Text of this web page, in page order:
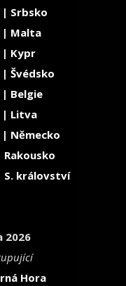
| Srbsko
| Malta
| Kypr
| Švédsko
| Belgie
| Litva
| Německo
Rakousko
S. království
2026
Hora